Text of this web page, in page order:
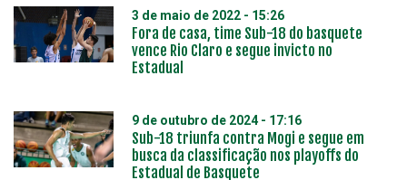
3 de maio de 2022 - 15:26
Fora de casa, time Sub-18 do basquete
vence Rio Claro e segue invicto no
Estadual
9 de outubro de 2024 - 17:16
Sub-18 triunfa contra Mogi e segue em
busca da classificação nos playoffs do
Estadual de Basquete